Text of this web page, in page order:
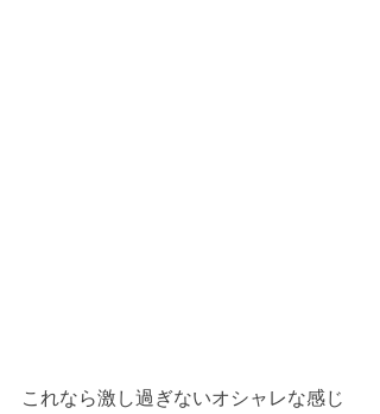
これなら激し過ぎないオシャレな感じ